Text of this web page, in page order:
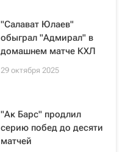
"Салават Юлаев"
обыграл "Адмирал" в
домашнем матче КХЛ
29 октября 2025
"Ак Барс" продлил
серию побед до десяти
матчей